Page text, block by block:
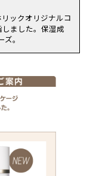
高温多湿または極度
ックオリジナルコ
ました。保湿成
。